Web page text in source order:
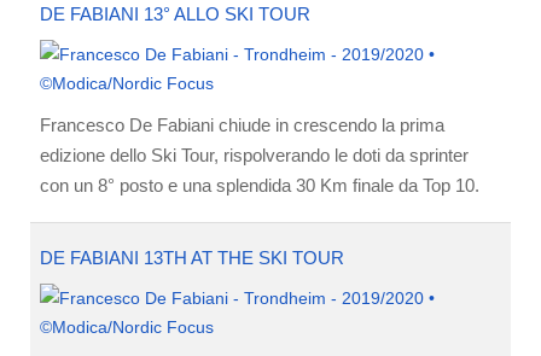
DE FABIANI 13° ALLO SKI TOUR
Francesco De Fabiani chiude in crescendo la prima
edizione dello Ski Tour, rispolverando le doti da sprinter
con un 8° posto e una splendida 30 Km finale da Top 10.
DE FABIANI 13TH AT THE SKI TOUR